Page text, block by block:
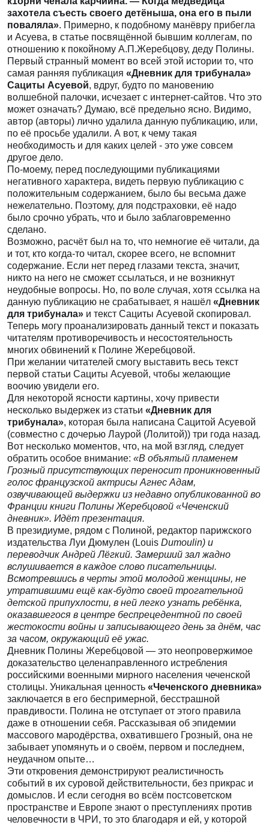
захотела съесть своего детёныша, она его в пыли
поваляла». Примерно, к подобному манёвру прибегла
и Асуева, в статье посвящённой бывшим коллегам, по
отношению к покойному А.П.Жеребцову, деду Полины.
Первый странный момент во всей этой истории то, что
самая ранняя публикация «Дневник для трибунала»
Сациты Асуевой, вдруг, будто по мановению
волшебной палочки, исчезает с интернет-сайтов. Что это
может означать? Думаю, всё предельно ясно. Видимо,
автор (авторы) лично удалила данную публикацию, или,
по её просьбе удалили. А вот, к чему такая
необходимость и для каких целей - это уже совсем
другое дело.
По-моему, перед последующими публикациями
негативного характера, видеть первую публикацию с
положительным содержанием, было бы весьма даже
нежелательно. Поэтому, для подстраховки, её надо
было срочно убрать, что и было заблаговременно
сделано.
Возможно, расчёт был на то, что немногие её читали, да
и тот, кто когда-то читал, скорее всего, не вспомнит
содержание. Если нет перед глазами текста, значит,
никто на него не сможет ссылаться, и не возникнут
неудобные вопросы. Но, по воле случая, хотя ссылка на
данную публикацию не срабатывает, я нашёл «Дневник
для трибунала» и текст Сациты Асуевой скопировал.
Теперь могу проанализировать данный текст и показать
читателям противоречивость и несостоятельность
многих обвинений к Полине Жеребцовой.
При желании читателей смогу выставить весь текст
первой статьи Сациты Асуевой, чтобы желающие
воочию увидели его.
Для некоторой ясности картины, хочу привести
несколько выдержек из статьи «Дневник для
трибунала», которая была написана Сацитой Асуевой
(совместно с дочерью Лаурой (Лолитой)) три года назад.
Вот несколько моментов, что, на мой взгляд, следует
обратить особое внимание: «В объятый пламенем
Грозный присутствующих переносит проникновенный
голос французской актрисы Агнес Адам,
озвучивающей выдержки из недавно опубликованной во
Франции книги Полины Жеребцовой «Чеченский
дневник». Идёт презентация.
В президиуме, рядом с Полиной, редактор парижского
издательства Луи Дюмулен (Louis Dumoulin) и
переводчик Андрей Лёгкий. Замерший зал жадно
вслушивается в каждое слово писательницы.
Всмотревшись в черты этой молодой женщины, не
утратившими ещё как-будто своей трогательной
детской припухлости, в ней легко узнать ребёнка,
оказавшегося в центре беспрецедентной по своей
жестокости войны и записывающего день за днём, час
за часом, окружающий её ужас.
Дневник Полины Жеребцовой — это неопровержимое
доказательство целенаправленного истребления
российскими военными мирного населения чеченской
столицы. Уникальная ценность «Чеченского дневника»
заключается в его беспримерной, бесстрашной
правдивости. Полина не отступает от этого правила
даже в отношении себя. Рассказывая об эпидемии
массового мародёрства, охватившего Грозный, она не
забывает упомянуть и о своём, первом и последнем,
неудачном опыте…
Эти откровения демонстрируют реалистичность
событий в их суровой действительности, без прикрас и
домыслов. И если сегодня во всём постсоветском
пространстве и Европе знают о преступлениях против
человечности в ЧРИ, то это благодаря и ей, у которой